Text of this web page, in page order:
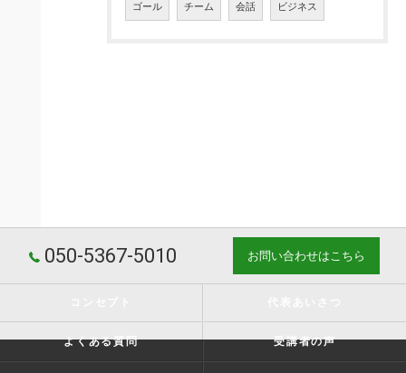
ゴール チーム 会話 ビジネス
050-5367-5010 お問い合わせはこちら
よくある質問 受講者の声